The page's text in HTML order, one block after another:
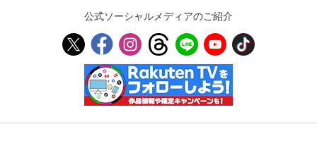
公式ソーシャルメディアのご紹介